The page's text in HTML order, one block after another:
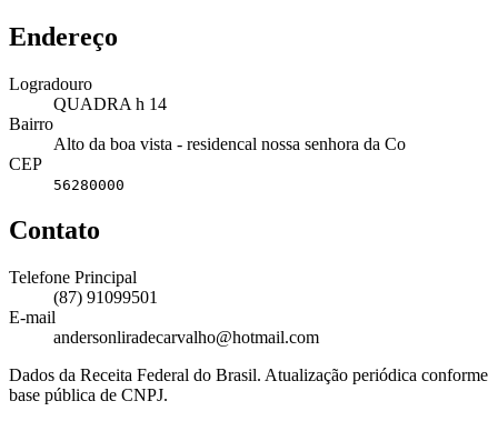
Endereço
Logradouro
QUADRA h 14
Bairro
Alto da boa vista - residencal nossa senhora da Co
CEP
56280000
Contato
Telefone Principal
(87) 91099501
E-mail
andersonliradecarvalho@hotmail.com
Dados da Receita Federal do Brasil. Atualização periódica conforme
base pública de CNPJ.